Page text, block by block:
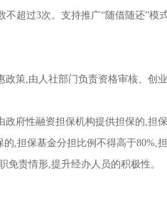
超过3次。支持推广“随借随还”模
,由人社部门负责资格审核、创
性融资担保机构提供担保的,担
,担保基金分担比例不得高于80%,
免责情形,提升经办人员的积极性。